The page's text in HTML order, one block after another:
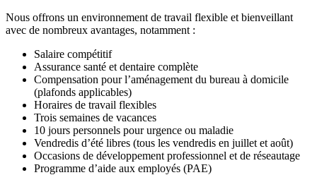
Nous offrons un environnement de travail flexible et bienveillant
avec de nombreux avantages, notamment :
Salaire compétitif
Assurance santé et dentaire complète
Compensation pour l’aménagement du bureau à domicile
(plafonds applicables)
Horaires de travail flexibles
Trois semaines de vacances
10 jours personnels pour urgence ou maladie
Vendredis d’été libres (tous les vendredis en juillet et août)
Occasions de développement professionnel et de réseautage
Programme d’aide aux employés (PAE)